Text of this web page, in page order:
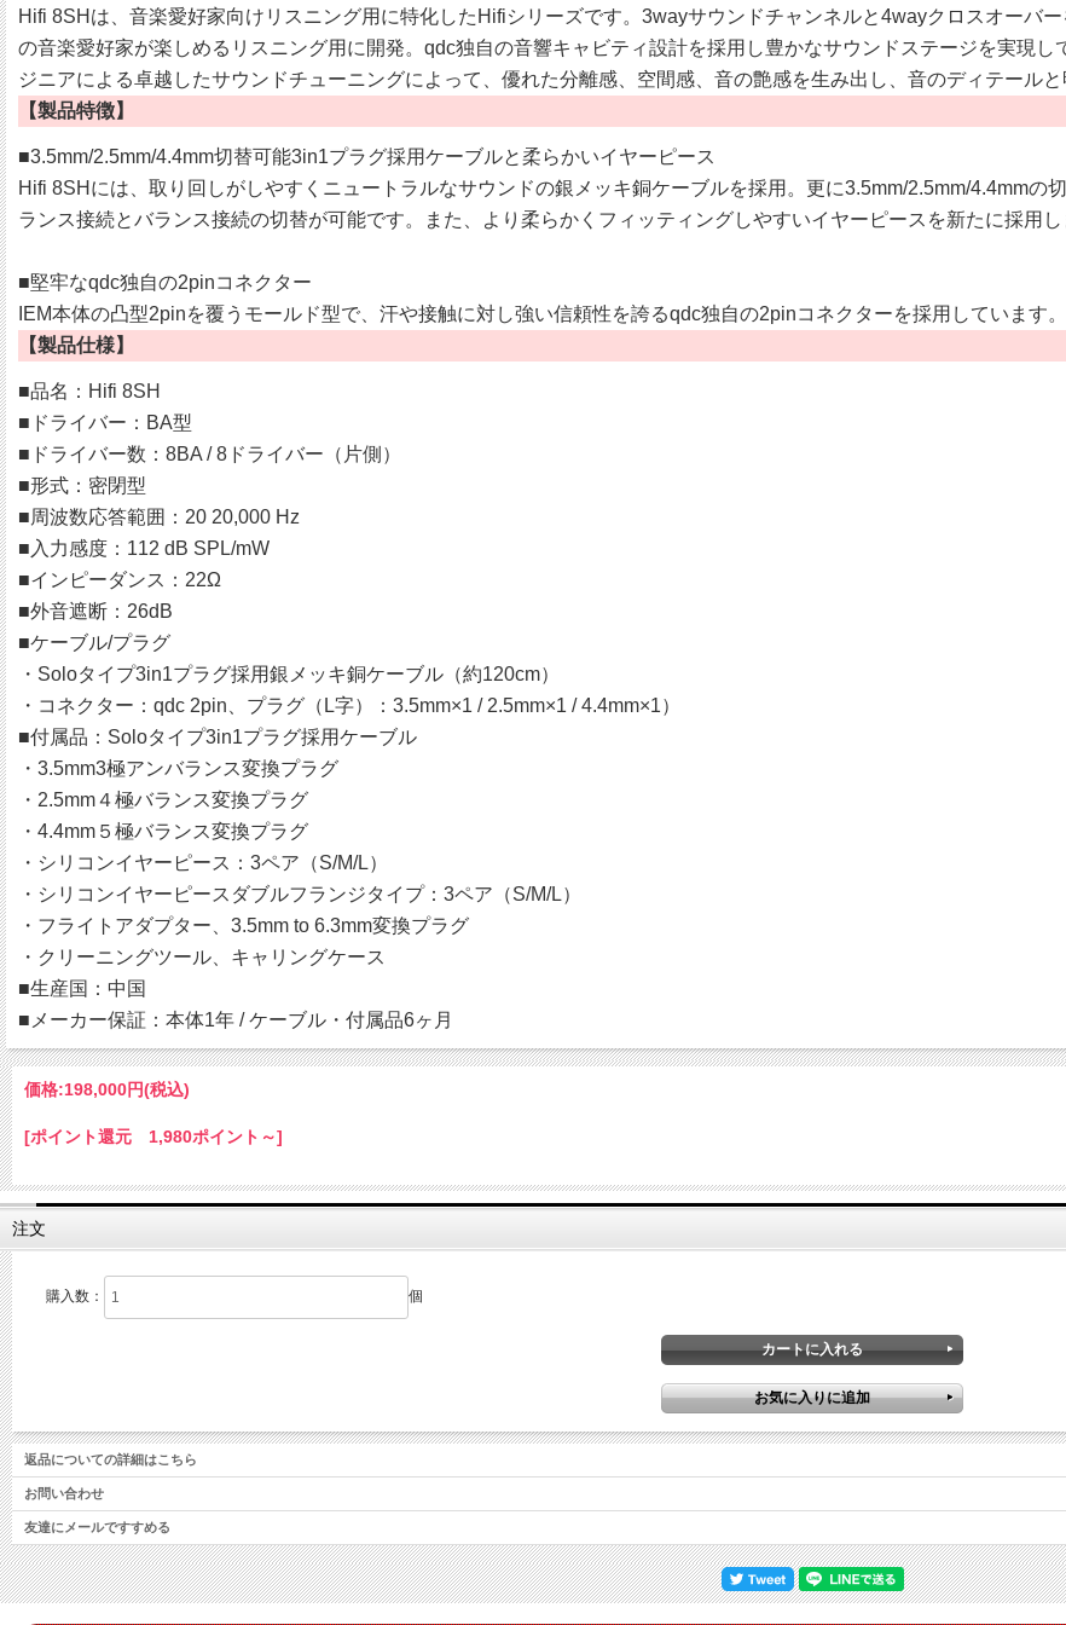
Hifi 8SHは、音楽愛好家向けリスニング用に特化したHifiシリーズです。3wayサウンドチャンネルと4wayクロスオーバ
の音楽愛好家が楽しめるリスニング用に開発。qdc独自の音響キャビティ設計を採用し豊かなサウンドステージを実現
ジニアによる卓越したサウンドチューニングによって、優れた分離感、空間感、音の艶感を生み出し、音のディテールと
【製品特徴】
■3.5mm/2.5mm/4.4mm切替可能3in1プラグ採用ケーブルと柔らかいイヤーピース
Hifi 8SHには、取り回しがしやすくニュートラルなサウンドの銀メッキ銅ケーブルを採用。更に3.5mm/2.5mm/4.4mm
ランス接続とバランス接続の切替が可能です。また、より柔らかくフィッティングしやすいイヤーピースを新たに採用し
■堅牢なqdc独自の2pinコネクター
IEM本体の凸型2pinを覆うモールド型で、汗や接触に対し強い信頼性を誇るqdc独自の2pinコネクターを採用しています。
【製品仕様】
■品名：Hifi 8SH
■ドライバー：BA型
■ドライバー数：8BA / 8ドライバー（片側）
■形式：密閉型
■周波数応答範囲：20 20,000 Hz
■入力感度：112 dB SPL/mW
■インピーダンス：22Ω
■外音遮断：26dB
■ケーブル/プラグ
・Soloタイプ3in1プラグ採用銀メッキ銅ケーブル（約120cm）
・コネクター：qdc 2pin、プラグ（L字）：3.5mm×1 / 2.5mm×1 / 4.4mm×1）
■付属品：Soloタイプ3in1プラグ採用ケーブル
・3.5mm3極アンバランス変換プラグ
・2.5mm４極バランス変換プラグ
・4.4mm５極バランス変換プラグ
・シリコンイヤーピース：3ペア（S/M/L）
・シリコンイヤーピースダブルフランジタイプ：3ペア（S/M/L）
・フライトアダプター、3.5mm to 6.3mm変換プラグ
・クリーニングツール、キャリングケース
■生産国：中国
■メーカー保証：本体1年 / ケーブル・付属品6ヶ月
価格:198,000円(税込)
[ポイント還元 1,980ポイント～]
注文
購入数： 個
返品についての詳細はこちら
お問い合わせ
友達にメールですすめる